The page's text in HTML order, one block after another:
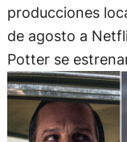
producciones
de agosto a
Potter se